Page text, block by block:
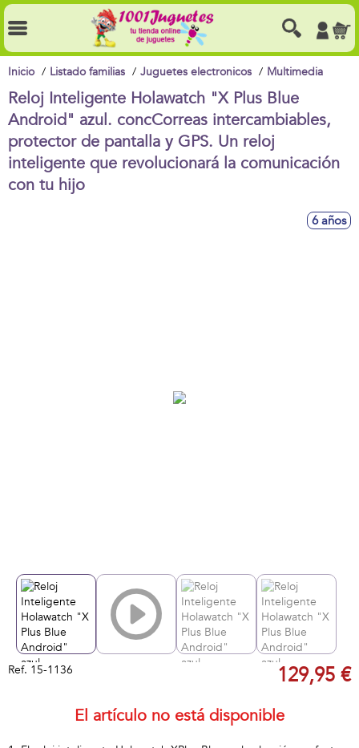
Inicio Listado familias Juguetes electronicos Multimedia
Reloj Inteligente Holawatch "X Plus Blue
Android" azul. concCorreas intercambiables,
protector de pantalla y GPS. Un reloj
inteligente que revolucionará la comunicación
con tu hijo
6 años
Ref. 15-1136 129,95 €
El artículo no está disponible